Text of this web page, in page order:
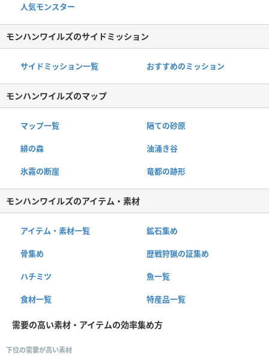
人気モンスター
モンハンワイルズのサイドミッション
サイドミッション一覧 おすすめのミッション
モンハンワイルズのマップ
マップ一覧 隔ての砂原
緋の森 油涌き谷
氷霧の断崖 竜都の跡形
モンハンワイルズのアイテム・素材
アイテム・素材一覧 鉱石集め
骨集め 歴戦狩猟の証集め
ハチミツ 魚一覧
食材一覧 特産品一覧
需要の高い素材・アイテムの効率集め方
下位の需要が高い素材